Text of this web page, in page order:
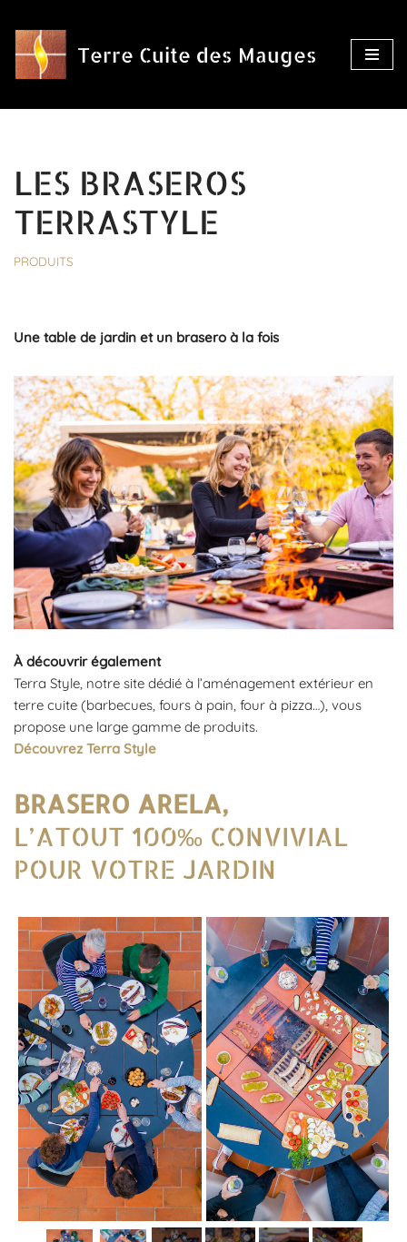
Aller
au
Terre Cuite des Mauges
LES BRASEROS
TERRASTYLE
PRODUITS
Une table de jardin et un brasero à la fois
À découvrir également
Terra Style, notre site dédié à l’aménagement extérieur en
terre cuite (barbecues, fours à pain, four à pizza…), vous
propose une large gamme de produits.
Découvrez Terra Style
BRASERO ARELA,
L’ATOUT 100‰ CONVIVIAL
POUR VOTRE JARDIN